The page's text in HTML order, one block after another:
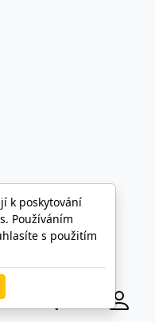
k poskytování
Používáním
s použitím